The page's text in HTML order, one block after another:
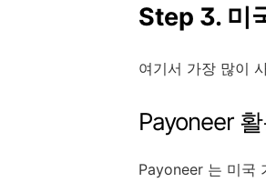
Step 3. 미
여기서 가장 많이
Payoneer
Payoneer 는 미국